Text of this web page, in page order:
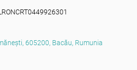
605200, Bacău, Rumunia